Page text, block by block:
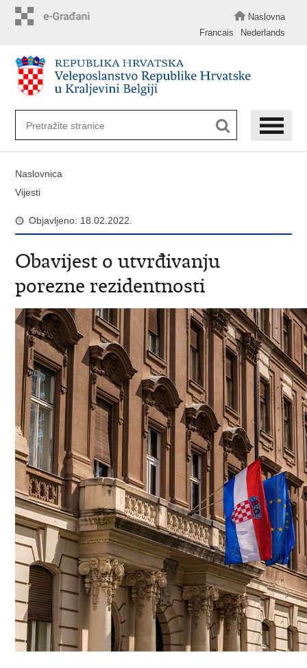
Naslovna
Francais
Nederlands
Naslovnica
Vijesti
Objavljeno: 18.02.2022.
Obavijest o utvrđivanju
porezne rezidentnosti